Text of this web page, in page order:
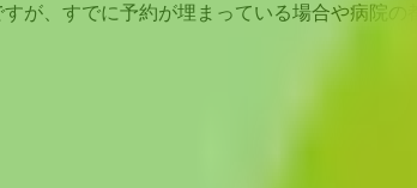
が、すでに予約が埋まっている場合や病院